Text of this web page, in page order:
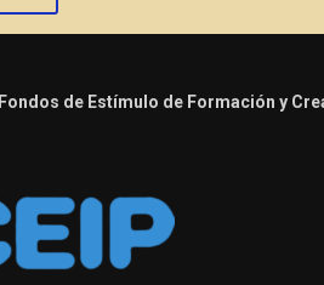
Fondos de Estímulo de Formación y